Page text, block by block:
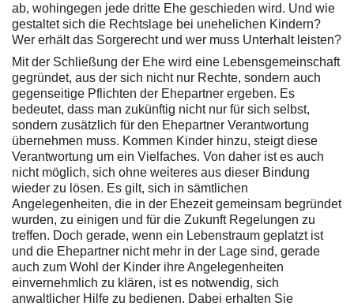
ab, wohingegen jede dritte Ehe geschieden wird. Und wie
gestaltet sich die Rechtslage bei unehelichen Kindern?
Wer erhält das Sorgerecht und wer muss Unterhalt leisten?
Mit der Schließung der Ehe wird eine Lebensgemeinschaft
gegründet, aus der sich nicht nur Rechte, sondern auch
gegenseitige Pflichten der Ehepartner ergeben. Es
bedeutet, dass man zukünftig nicht nur für sich selbst,
sondern zusätzlich für den Ehepartner Verantwortung
übernehmen muss. Kommen Kinder hinzu, steigt diese
Verantwortung um ein Vielfaches. Von daher ist es auch
nicht möglich, sich ohne weiteres aus dieser Bindung
wieder zu lösen. Es gilt, sich in sämtlichen
Angelegenheiten, die in der Ehezeit gemeinsam begründet
wurden, zu einigen und für die Zukunft Regelungen zu
treffen. Doch gerade, wenn ein Lebenstraum geplatzt ist
und die Ehepartner nicht mehr in der Lage sind, gerade
auch zum Wohl der Kinder ihre Angelegenheiten
einvernehmlich zu klären, ist es notwendig, sich
anwaltlicher Hilfe zu bedienen. Dabei erhalten Sie